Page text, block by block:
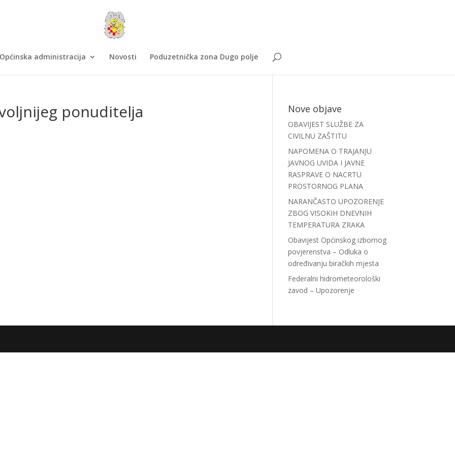
Općinska administracija Novosti Poduzetnička zona Dugo polje
ponuditelja Nove objave
OBAVIJEST SLUŽBE ZA
CIVILNU ZAŠTITU
NAPOMENA O TRAJANJU
JAVNOG UVIDA I JAVNE
RASPRAVE O NACRTU
PROSTORNOG PLANA
NARANČASTO UPOZORENJE
ZBOG VISOKIH DNEVNIH
TEMPERATURA ZRAKA
Obavijest Općinskog izbornog
povjerenstva – Odluka o
određivanju biračkih mjesta
Federalni hidrometeorološki
zavod – Upozorenje